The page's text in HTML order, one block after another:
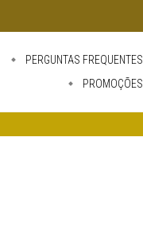
PERGUNTAS FREQUENTES
PROMOÇÕES